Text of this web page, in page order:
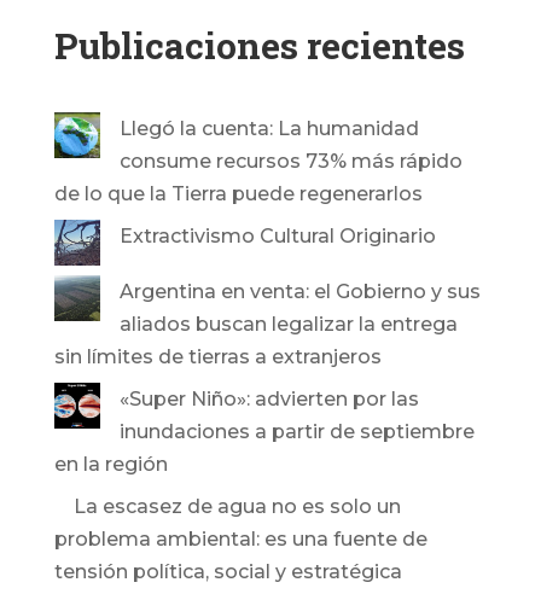
Publicaciones recientes
Llegó la cuenta: La humanidad
consume recursos 73% más rápido
de lo que la Tierra puede regenerarlos
Extractivismo Cultural Originario
Argentina en venta: el Gobierno y sus
aliados buscan legalizar la entrega
sin límites de tierras a extranjeros
«Super Niño»: advierten por las
inundaciones a partir de septiembre
en la región
La escasez de agua no es solo un
problema ambiental: es una fuente de
tensión política, social y estratégica